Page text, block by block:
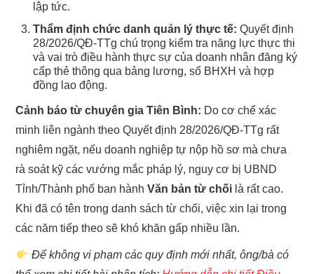
lập tức.
Thẩm định chức danh quản lý thực tế: Quyết định
28/2026/QĐ-TTg chú trọng kiểm tra năng lực thực thi
và vai trò điều hành thực sự của doanh nhân đăng ký
cấp thẻ thông qua bảng lương, sổ BHXH và hợp
đồng lao động.
Cảnh báo từ chuyên gia Tiên Bình: Do cơ chế xác
minh liên ngành theo Quyết định 28/2026/QĐ-TTg rất
nghiêm ngặt, nếu doanh nghiệp tự nộp hồ sơ mà chưa
rà soát kỹ các vướng mắc pháp lý, nguy cơ bị UBND
Tỉnh/Thành phố ban hànhVăn bản từ chối là rất cao.
Khi đã có tên trong danh sách từ chối, việc xin lại trong
các năm tiếp theo sẽ khó khăn gấp nhiều lần.
Để không vi phạm các quy định mới nhất, ông/bà có